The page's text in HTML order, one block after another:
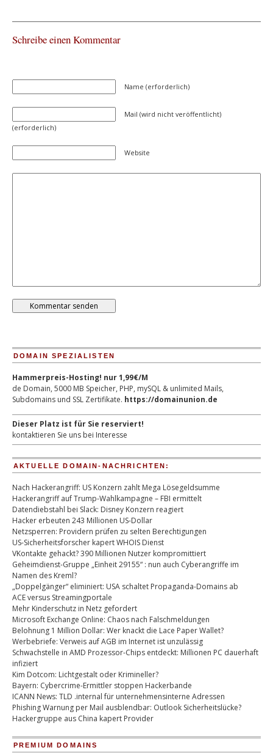
Schreibe einen Kommentar
Name (erforderlich)
Mail (wird nicht veröffentlicht)
(erforderlich)
Website
DOMAIN SPEZIALISTEN
Hammerpreis-Hosting! nur 1,99€/M
de Domain, 5000 MB Speicher, PHP, mySQL & unlimited Mails,
Subdomains und SSL Zertifikate. https://domainunion.de
Dieser Platz ist für Sie reserviert!
kontaktieren Sie uns bei Interesse
AKTUELLE DOMAIN-NACHRICHTEN:
Nach Hackerangriff: US Konzern zahlt Mega Lösegeldsumme
Hackerangriff auf Trump-Wahlkampagne – FBI ermittelt
Datendiebstahl bei Slack: Disney Konzern reagiert
Hacker erbeuten 243 Millionen US-Dollar
Netzsperren: Providern prüfen zu selten Berechtigungen
US-Sicherheitsforscher kapert WHOIS Dienst
VKontakte gehackt? 390 Millionen Nutzer kompromittiert
Geheimdienst-Gruppe „Einheit 29155“ : nun auch Cyberangriffe im
Namen des Kreml?
„Doppelgänger“ eliminiert: USA schaltet Propaganda-Domains ab
ACE versus Streamingportale
Mehr Kinderschutz in Netz gefordert
Microsoft Exchange Online: Chaos nach Falschmeldungen
Belohnung 1 Million Dollar: Wer knackt die Lace Paper Wallet?
Werbebriefe: Verweis auf AGB im Internet ist unzulässig
Schwachstelle in AMD Prozessor-Chips entdeckt: Millionen PC dauerhaft
infiziert
Kim Dotcom: Lichtgestalt oder Krimineller?
Bayern: Cybercrime-Ermittler stoppen Hackerbande
ICANN News: TLD .internal für unternehmensinterne Adressen
Phishing Warnung per Mail ausblendbar: Outlook Sicherheitslücke?
Hackergruppe aus China kapert Provider
PREMIUM DOMAINS